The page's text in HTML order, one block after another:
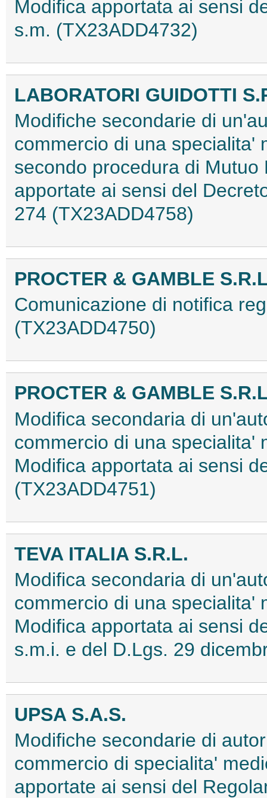
Modifica apportata ai sensi
s.m. (TX23ADD4732)
LABORATORI GUIDOTTI
Modifiche secondarie di
commercio di una specialita'
secondo procedura di
apportate ai sensi del
274 (TX23ADD4758)
PROCTER & GAMBLE
Comunicazione di notifica
(TX23ADD4750)
PROCTER & GAMBLE
Modifica secondaria di
commercio di una specialita'
Modifica apportata ai sensi
(TX23ADD4751)
TEVA ITALIA S.R.L.
Modifica secondaria di
commercio di una specialita'
Modifica apportata ai sensi
s.m.i. e del D.Lgs. 29
UPSA S.A.S.
Modifiche secondarie di
commercio di specialita'
apportate ai sensi del